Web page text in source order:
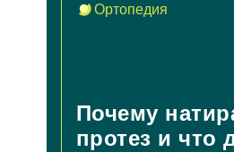
Ортопедия
Почему
протез и что